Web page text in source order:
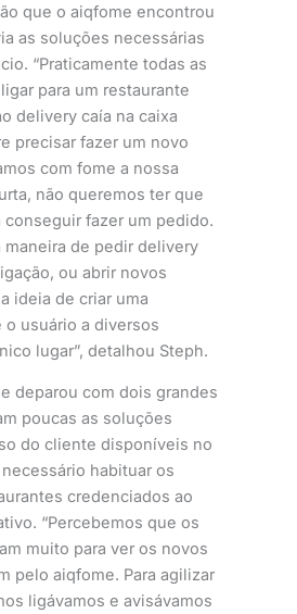
que o aiqfome encontrou
as soluções necessárias
“Praticamente todas as
para um restaurante
delivery caía na caixa
precisar fazer um novo
com fome a nossa
não queremos ter que
conseguir fazer um pedido.
maneira de pedir delivery
ou abrir novos
ideia de criar uma
usuário a diversos
lugar”, detalhou Steph.
deparou com dois grandes
poucas as soluções
do cliente disponíveis no
habituar os
credenciados ao
“Percebemos que os
muito para ver os novos
pelo aiqfome. Para agilizar
ligávamos e avisávamos